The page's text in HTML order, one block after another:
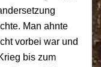
Man ahnte
vorbei war und
bis zum